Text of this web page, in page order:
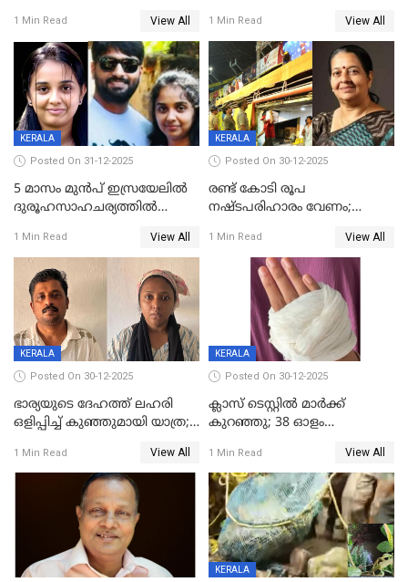
കിടപ്പുമുറിയില്‍ തൂങ്ങി മരിച്ച
നിലയിൽ
1 Min Read View All
ലോറി സ്കൂട്ടറിൽ ഇടിച്ചു :
യുവതിക്ക് ദാരുണാന്ത്യം
1 Min Read View All
KERALA
Posted On 31-12-2025
5 മാസം മുൻപ് ഇസ്രയേലിൽ
ദുരൂഹസാഹചര്യത്തിൽ
മലയാളി യുവാവിന്റെ ഭാര്യയും
മരിച്ചു
1 Min Read View All
KERALA
Posted On 30-12-2025
രണ്ട് കോടി രൂപ
നഷ്ടപരിഹാരം വേണം;
നോട്ടീസയച്ച് ഉമാ തോമസ്
1 Min Read View All
KERALA
Posted On 30-12-2025
ഭാര്യയുടെ ദേഹത്ത് ലഹരി
ഒളിപ്പിച്ച് കുഞ്ഞുമായി യാത്ര;
പിടികൂടി പൊലീസ്
1 Min Read View All
KERALA
Posted On 30-12-2025
ക്ലാസ് ടെസ്റ്റിൽ മാർക്ക്
കുറഞ്ഞു; 38 ഓളം
സെന്ററിലെ അധ്യാപകന്‍
മർദിച്ചതായി പരാതി
1 Min Read View All
KERALA